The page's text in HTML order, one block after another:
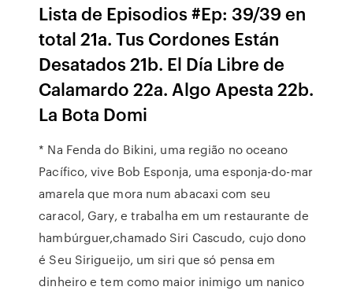
Lista de Episodios #Ep: 39/39 en
total 21a. Tus Cordones Están
Desatados 21b. El Día Libre de
Calamardo 22a. Algo Apesta 22b.
La Bota Domi
* Na Fenda do Bikini, uma região no oceano
Pacífico, vive Bob Esponja, uma esponja-do-mar
amarela que mora num abacaxi com seu
caracol, Gary, e trabalha em um restaurante de
hambúrguer,chamado Siri Cascudo, cujo dono
é Seu Sirigueijo, um siri que só pensa em
dinheiro e tem como maior inimigo um nanico